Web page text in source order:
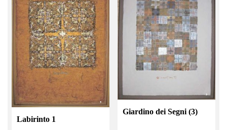
Labirinto 1
Giardino dei Segni (3)